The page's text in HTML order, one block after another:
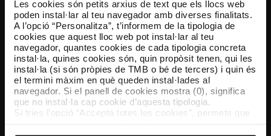
Les cookies són petits arxius de text que els llocs web
poden instal·lar al teu navegador amb diverses finalitats.
A l’opció “Personalitza”, t’informem de la tipologia de
cookies que aquest lloc web pot instal·lar al teu
navegador, quantes cookies de cada tipologia concreta
instal·la, quines cookies són, quin propòsit tenen, qui les
instal·la (si són pròpies de TMB o bé de tercers) i quin és
el termini màxim en què queden instal·lades al
navegador. Si el panell de cookies mostra (0), significa
que no instal·la cap cookie d’aquesta tipologia.
Si tries l’opció “Accepta totes les cookies”, permets que
TMB App
Descarrega’t TMB App i compra els teus bitllets
App Store Google Play